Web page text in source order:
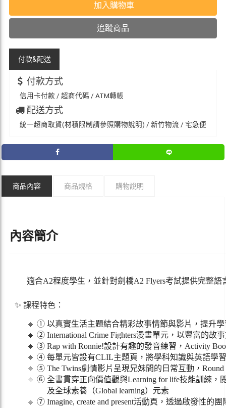
加入購物車
追蹤商品
付款&配送
付款方式
信用卡付款 / 超商代碼 / ATM轉帳
配送方式
統一超商取貨(材積限制請參照購物說明) / 新竹物流 / 宅急便
商品內容 商品規格 購物說明
內容簡介
適合A2程度學生，並針對劍橋A2 Flyers考試提供完整語
✨ 課程特色：
🔹 ① 以真實生活主題結合精彩故事情節與影片，提升
🔹 ② International Crime Fighters漫畫單元，以豐富的故
🔹 ③ Rap with Ronnie!設計有趣的發音練習，Activity
🔹 ④ 每單元皆設有CLIL主題頁，將學科知識與英語學
🔹 ⑤ The Twins劇情影片呈現兄妹間的日常互動，
🔹 ⑥ 全書貫穿正向價值觀與Learning for life技能訓練
及全球素養（Global learning）元素
🔹 ⑦ Imagine, create and present活動頁，透過啟發性的